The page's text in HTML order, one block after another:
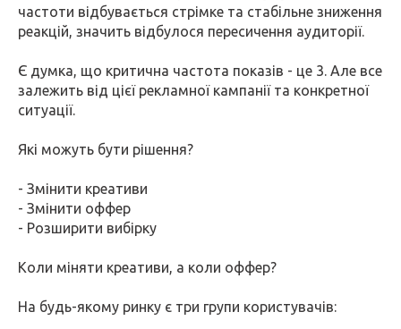
частоти відбувається стрімке та стабільне зниження
реакцій, значить відбулося пересичення аудиторії.
Є думка, що критична частота показів - це 3. Але все
залежить від цієї рекламної кампанії та конкретної
ситуації.
Які можуть бути рішення?
- Змінити креативи
- Змінити оффер
- Розширити вибірку
Коли міняти креативи, а коли оффер?
На будь-якому ринку є три групи користувачів: